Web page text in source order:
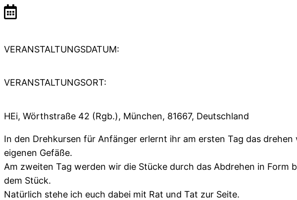
VERANSTALTUNGSDATUM:
VERANSTALTUNGSORT:
HEi, Wörthstraße 42 (Rgb.), München, 81667, Deutschland
In den Drehkursen für Anfänger erlernt ihr am ersten Tag das
eigenen Gefäße.
Am zweiten Tag werden wir die Stücke durch das Abdrehen in
dem Stück.
Natürlich stehe ich euch dabei mit Rat und Tat zur Seite.